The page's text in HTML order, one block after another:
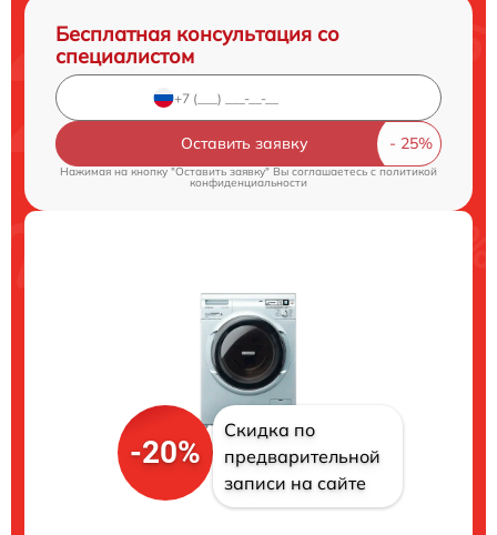
Бесплатная консультация со
специалистом
Оставить заявку
Нажимая на кнопку "Оставить заявку" Вы соглашаетесь cполитикой
конфиденциальности
-20%
Скидка по
предварительной
записи на сайте